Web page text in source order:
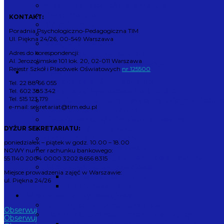
Chemia matura
Geografia matura
Wybór uczelni – konsultacja
Analiza potencjału – konsultacja
Kursy liceum
Język polski kl. 3LO – podstaw.
Język polski wypracowania kl. 2-3LO
Olimpiada Literatury i Języka Polskiego
Historia kl. 3LO – rozszerz.
Biologia kl. 3LO – rozszerz.
Chemia kl. 3LO – rozszerz.
Geografia kl. 3LO – rozszerz.
Trening skutecznego uczenia się kl.licealne
Redukcja stresu – kurs
KONTAKT:
Poradnia Psychologiczno-Pedagogiczna TIM
Ul. Piękna 24/26, 00-549 Warszawa
Adres do korespondencji:
Al. Jerozolimskie 101 lok. 20, 02-011 Warszawa
Rejestr Szkół i Placówek Oświatowych nr 125500
Tel. 22 88 66 055
Tel. 602 385 342
Tel. 515 123 179
e-mail: sekretariat@tim.edu.pl
DYŻUR SEKRETARIATU:
poniedziałek – piątek w godz. 10.00 – 18.00
NOWY numer rachunku bankowego:
55 1140 2004 0000 3202 8656 8315
Miejsce prowadzenia zajęć w Warszawie:
ul. Piękna 24/26
Obserwuj
Obserwuj